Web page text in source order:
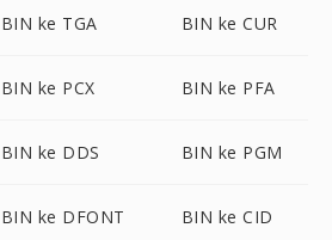
BIN ke TGA BIN ke CUR
BIN ke PCX BIN ke PFA
BIN ke DDS BIN ke PGM
BIN ke DFONT BIN ke CID